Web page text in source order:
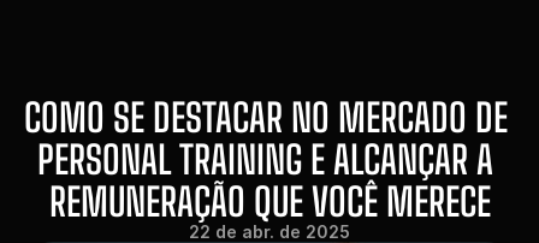
COMO SE DESTACAR NO MERCADO DE
PERSONAL TRAINING E ALCANÇAR A
REMUNERAÇÃO QUE VOCÊ MERECE
22 de abr. de 2025